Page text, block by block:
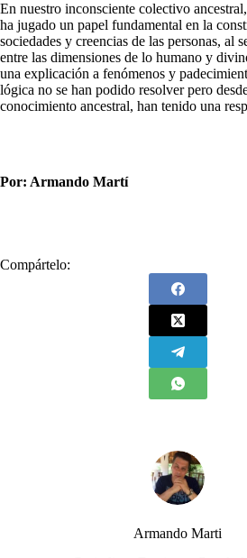
En nuestro inconsciente colectivo
ha jugado un papel fundamental en la
sociedades y creencias de las personas, al
entre las dimensiones de lo humano y
una explicación a fenómenos y
lógica no se han podido resolver pero
conocimiento ancestral, han tenido una
Por: Armando Martí
Compártelo:
Armando Marti